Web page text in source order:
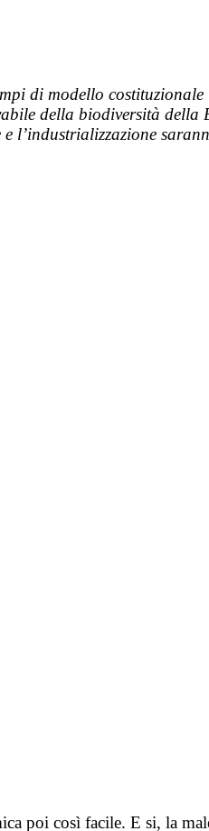
di modello
della biodiversità della
l’industrializzazione
poi così facile. E si, la